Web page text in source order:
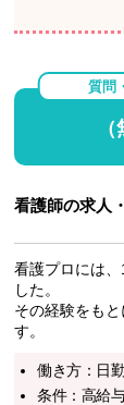
質問
看護師の求人
看護プロには
した。
その経験をも
す。
働き方：日
条件：高給